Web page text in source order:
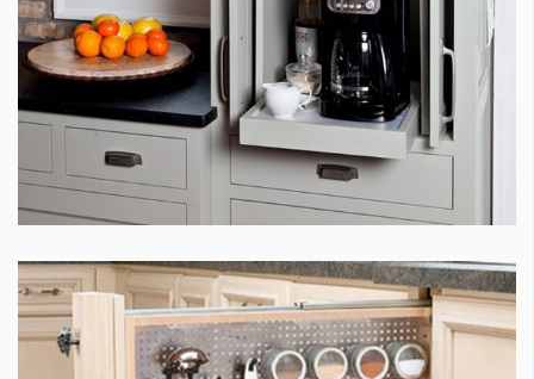
КАТЕГОРИИ
Wine&Dine
Мода
Dialogue
Изкуство
Красота
ЗА НАС
Условия за
За нас
Реклама
Политика за
поверителност
ModerenDom